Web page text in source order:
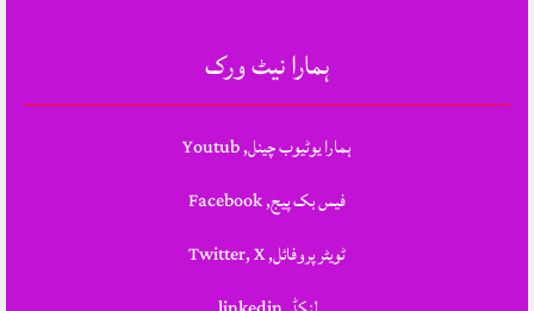
ہمارا نیٹ ورک
ہمارا یوٹیوب چینل, Youtub
فیس بک پیج, Facebook
ٹویٹر پروفائل, Twitter, X